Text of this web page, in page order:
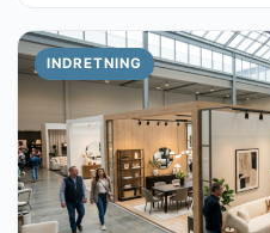
INDRETNING